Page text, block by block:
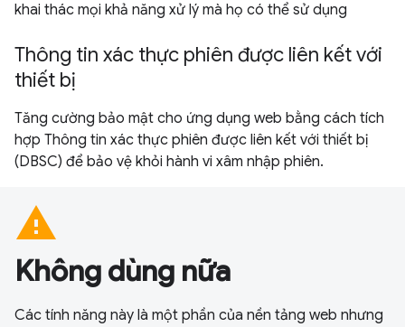
khai thác mọi khả năng xử lý mà họ có thể sử dụng
Thông tin xác thực phiên được liên kết với
thiết bị
Tăng cường bảo mật cho ứng dụng web bằng cách tích
hợp Thông tin xác thực phiên được liên kết với thiết bị
(DBSC) để bảo vệ khỏi hành vi xâm nhập phiên.
warning
Không dùng nữa
Các tính năng này là một phần của nền tảng web nhưng